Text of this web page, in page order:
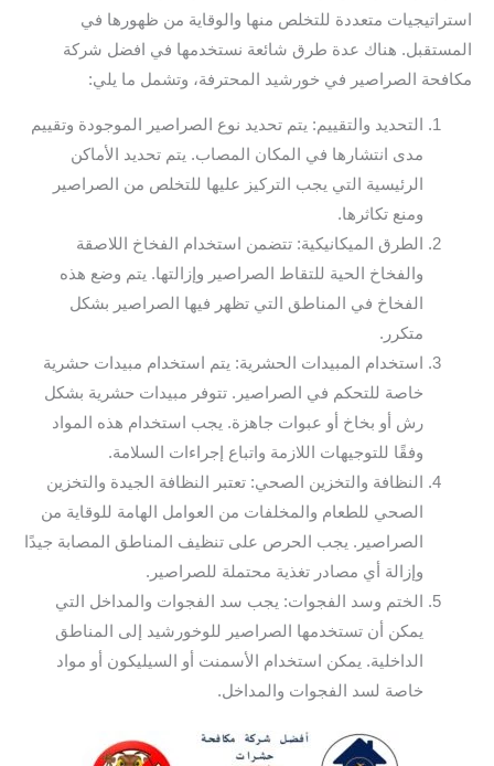
استراتيجيات متعددة للتخلص منها والوقاية من ظهورها في
المستقبل. هناك عدة طرق شائعة نستخدمها في افضل شركة
مكافحة الصراصير في خورشيد المحترفة، وتشمل ما يلي:
التحديد والتقييم: يتم تحديد نوع الصراصير الموجودة وتقييم
مدى انتشارها في المكان المصاب. يتم تحديد الأماكن
الرئيسية التي يجب التركيز عليها للتخلص من الصراصير
ومنع تكاثرها.
الطرق الميكانيكية: تتضمن استخدام الفخاخ اللاصقة
والفخاخ الحية للتقاط الصراصير وإزالتها. يتم وضع هذه
الفخاخ في المناطق التي تظهر فيها الصراصير بشكل
متكرر.
استخدام المبيدات الحشرية: يتم استخدام مبيدات حشرية
خاصة للتحكم في الصراصير. تتوفر مبيدات حشرية بشكل
رش أو بخاخ أو عبوات جاهزة. يجب استخدام هذه المواد
وفقًا للتوجيهات اللازمة واتباع إجراءات السلامة.
النظافة والتخزين الصحي: تعتبر النظافة الجيدة والتخزين
الصحي للطعام والمخلفات من العوامل الهامة للوقاية من
الصراصير. يجب الحرص على تنظيف المناطق المصابة جيدًا
وإزالة أي مصادر تغذية محتملة للصراصير.
الختم وسد الفجوات: يجب سد الفجوات والمداخل التي
يمكن أن تستخدمها الصراصير للوخورشيد إلى المناطق
الداخلية. يمكن استخدام الأسمنت أو السيليكون أو مواد
خاصة لسد الفجوات والمداخل.